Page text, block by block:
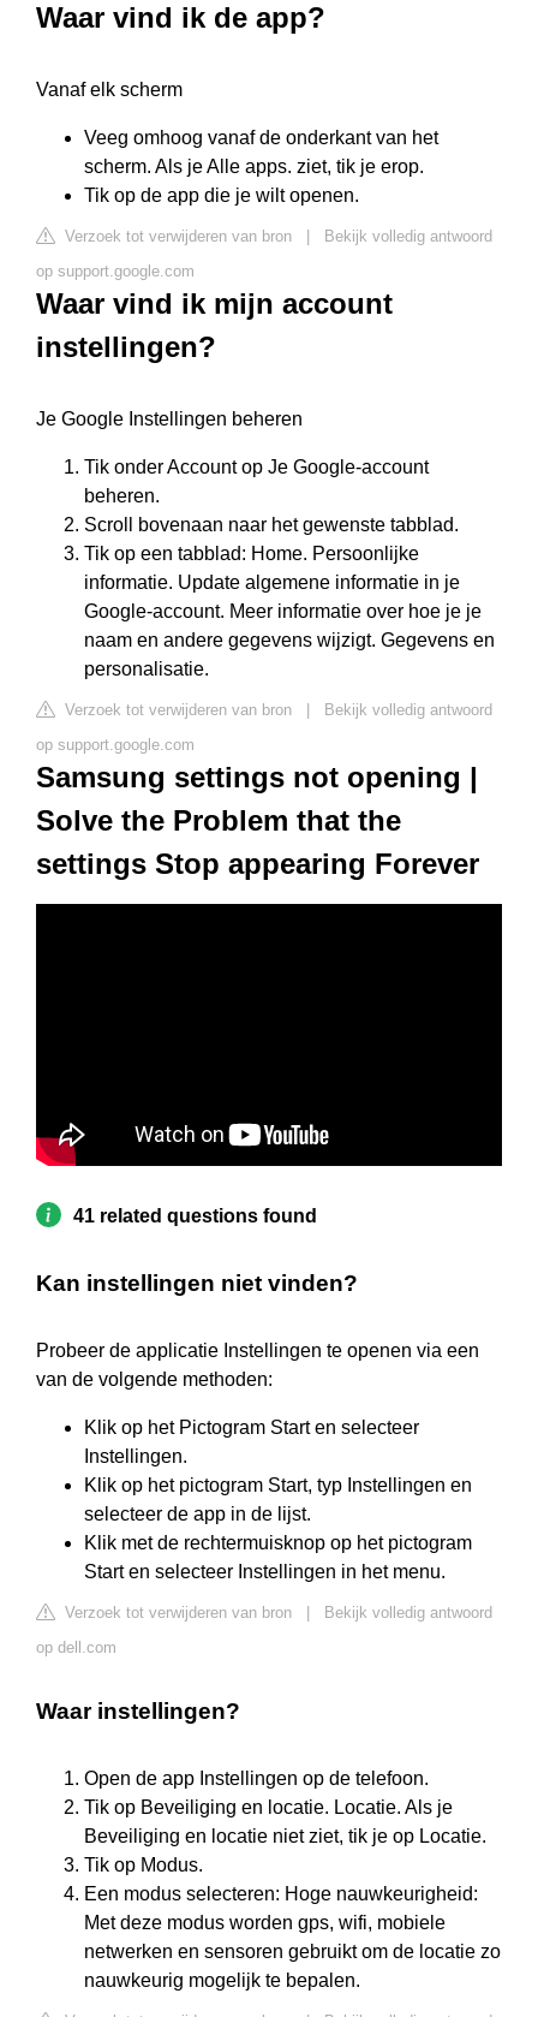
Waar vind ik de app?
Vanaf elk scherm
Veeg omhoog vanaf de onderkant van het
scherm. Als je Alle apps. ziet, tik je erop.
Tik op de app die je wilt openen.
Verzoek tot verwijderen van bron
Bekijk volledig antwoord
op support.google.com
Waar vind ik mijn account
instellingen?
Je Google Instellingen beheren
Tik onder Account op Je Google-account
beheren.
Scroll bovenaan naar het gewenste tabblad.
Tik op een tabblad: Home. Persoonlijke
informatie. Update algemene informatie in je
Google-account. Meer informatie over hoe je je
naam en andere gegevens wijzigt. Gegevens en
personalisatie.
Verzoek tot verwijderen van bron
Bekijk volledig antwoord
op support.google.com
Samsung settings not opening |
Solve the Problem that the
settings Stop appearing Forever
41 related questions found
Kan instellingen niet vinden?
Probeer de applicatie Instellingen te openen via een
van de volgende methoden:
Klik op het Pictogram Start en selecteer
Instellingen.
Klik op het pictogram Start, typ Instellingen en
selecteer de app in de lijst.
Klik met de rechtermuisknop op het pictogram
Start en selecteer Instellingen in het menu.
Verzoek tot verwijderen van bron
Bekijk volledig antwoord
op dell.com
Waar instellingen?
Open de app Instellingen op de telefoon.
Tik op Beveiliging en locatie. Locatie. Als je
Beveiliging en locatie niet ziet, tik je op Locatie.
Tik op Modus.
Een modus selecteren: Hoge nauwkeurigheid:
Met deze modus worden gps, wifi, mobiele
netwerken en sensoren gebruikt om de locatie zo
nauwkeurig mogelijk te bepalen.